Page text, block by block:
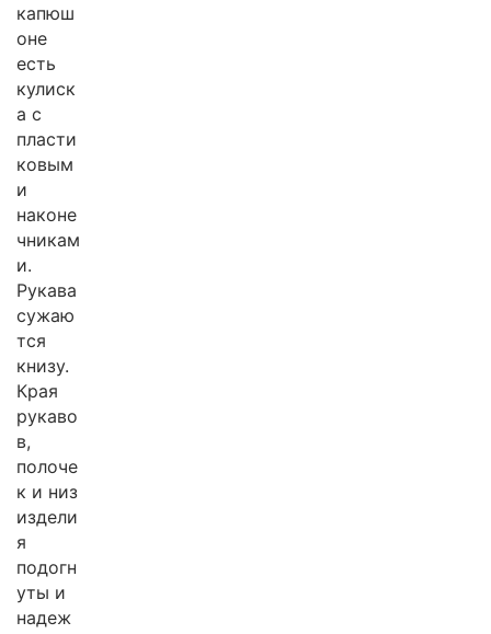
капюш
оне
есть
кулиск
а с
пласти
ковым
и
наконе
чникам
и.
Рукава
сужаю
тся
книзу.
Края
рукаво
в,
полоче
к и низ
издели
я
подогн
уты и
надеж